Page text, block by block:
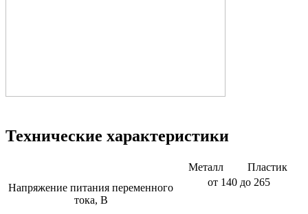
Технические характеристики
Металл
Пластик
Напряжение питания переменного
тока, В
от 140 до 265